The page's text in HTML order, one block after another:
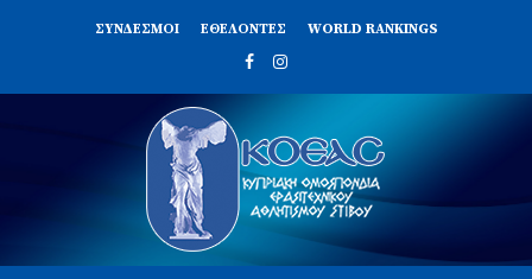
ΣΥΝΔΈΣΜΟΙ ΕΘΕΛΟΝΤΈΣ WORLD RANKINGS